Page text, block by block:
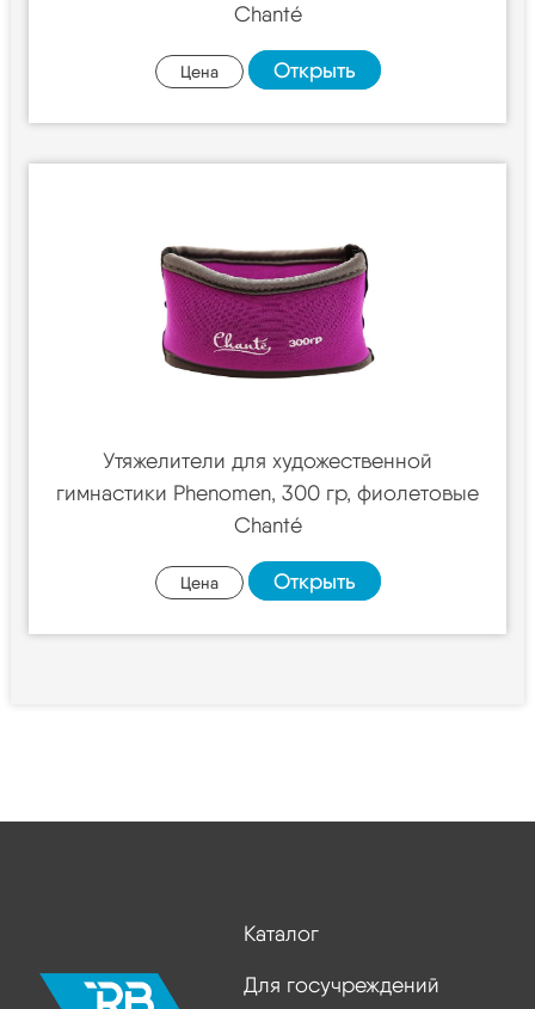
Chanté
Цена Открыть
Утяжелители для художественной
гимнастики Phenomen, 300 гр, фиолетовые
Chanté
Цена Открыть
Каталог
Для госучреждений